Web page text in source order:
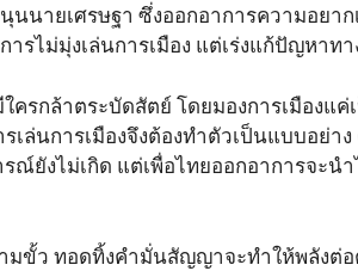
นนายเศรษฐา ซึ่งออกอาการความอย
ารไม่มุ่งเล่นการเมือง แต่เร่งแก้ปัญหาท
ครกล้าตระบัดสัตย์ โดยมองการเมืองแค่
ล่นการเมืองจึงต้องทำตัวเป็นแบบอย่า
ยังไม่เกิด แต่เพื่อไทยออกอาการจะน
มขั้ว ทอดทิ้งคำมั่นสัญญาจะทำให้พลังต่